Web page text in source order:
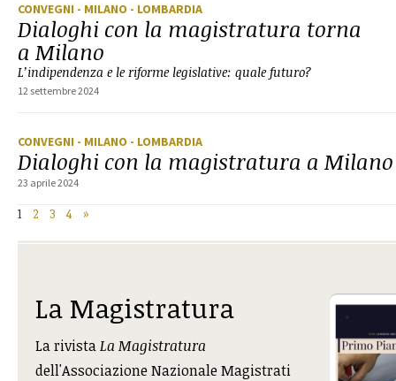
CONVEGNI - MILANO - LOMBARDIA
Dialoghi con la magistratura torna
a Milano
L’indipendenza e le riforme legislative: quale futuro?
12 settembre 2024
CONVEGNI - MILANO - LOMBARDIA
Dialoghi con la magistratura a Milano
23 aprile 2024
1 2 3 4 »
La Magistratura
La rivistaLa Magistratura
dell'Associazione Nazionale Magistrati